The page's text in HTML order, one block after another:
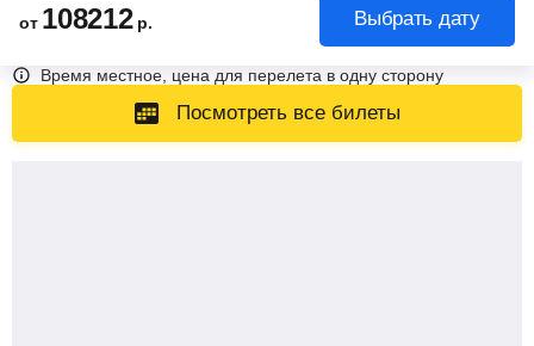
от 108212 р. Выбрать дату
Время местное, цена для перелета в одну сторону
Посмотреть все билеты